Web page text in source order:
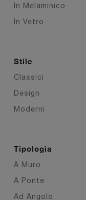
In Melaminico
In Vetro
Stile
Classici
Design
Moderni
Tipologia
A Muro
A Ponte
Ad Angolo